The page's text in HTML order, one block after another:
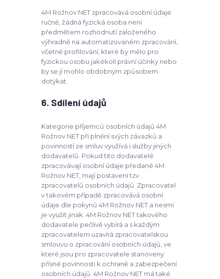
4M Rožnov NET zpracovává osobní údaje
ručně, žádná fyzická osoba není
předmětem rozhodnutí založeného
výhradně na automatizovaném zpracování,
včetně profilování, které by mělo pro
fyzickou osobu jakékoli právní účinky nebo
by se jí mohlo obdobným způsobem
dotýkat.
6. Sdílení údajů
Kategorie příjemců osobních údajů 4M
Rožnov NET při plnění svých závazků a
povinností ze smluv využívá i služby jiných
dodavatelů. Pokud tito dodavatelé
zpracovávají osobní údaje předané 4M
Rožnov NET, mají postavení tzv.
zpracovatelů osobních údajů. Zpracovatel
v takovém případě zpracovává osobní
údaje dle pokynů 4M Rožnov NET a nesmí
je využít jinak. 4M Rožnov NET takového
dodavatele pečlivě vybírá a s každým
zpracovatelem uzavírá zpracovatelskou
smlouvu o zpracování osobních údajů, ve
které jsou pro zpracovatele stanoveny
přísné povinnosti k ochraně a zabezpečení
osobních údajů. 4M Rožnov NET má také